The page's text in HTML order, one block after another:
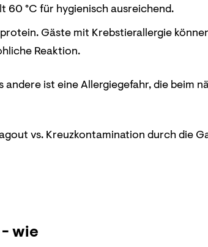
60 °C für hygienisch ausreichend.
Gäste mit Krebstierallergie
Reaktion.
ist eine Allergiegefahr, die beim
vs. Kreuzkontamination durch die
wie